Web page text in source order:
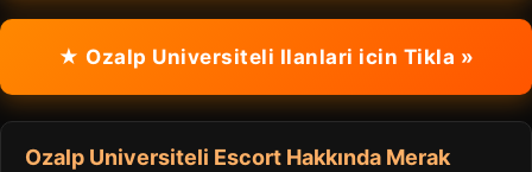
★ Ozalp Universiteli Ilanlari icin Tikla »
Ozalp Universiteli Escort Hakkında Merak